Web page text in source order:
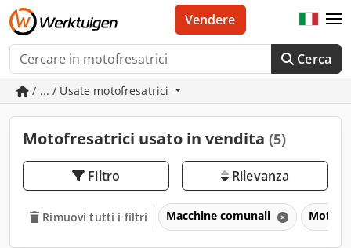
Cerca
Vendere
/ ... / Usate motofresatrici
Motofresatrici usato in vendita (5)
Filtro Rilevanza
Rimuovi tutti i filtri Macchine comunali